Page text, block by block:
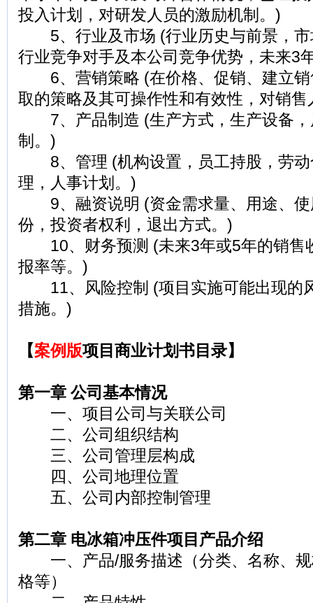
投入计划，对研发人员的激励机制。)
5、行业及市场 (行业历史与前景，市
行业竞争对手及本公司竞争优势，未来3
6、营销策略 (在价格、促销、建立销
取的策略及其可操作性和有效性，对销
7、产品制造 (生产方式，生产设备，
制。)
8、管理 (机构设置，员工持股，劳动
理，人事计划。)
9、融资说明 (资金需求量、用途、使
份，投资者权利，退出方式。)
10、财务预测 (未来3年或5年的销售
报率等。)
11、风险控制 (项目实施可能出现的
措施。)
【案例版项目商业计划书目录】
第一章 公司基本情况
一、项目公司与关联公司
二、公司组织结构
三、公司管理层构成
四、公司地理位置
五、公司内部控制管理
第二章 电冰箱冲压件项目产品介绍
一、产品/服务描述（分类、名称、规
格等）